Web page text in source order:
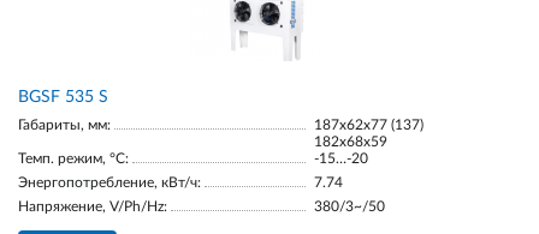
BGSF 535 S
Габариты, мм:
187х62х77 (137)
182х68х59
Темп. режим, °С:
-15…-20
Энергопотребление, кВт/ч:
7.74
Напряжение, V/Ph/Hz:
380/3~/50